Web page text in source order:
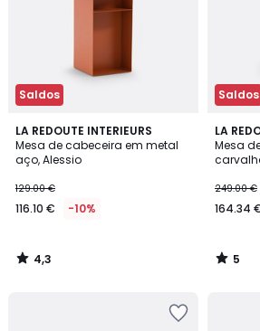
Saldos
LA REDOUTE INTERIEURS
Mesa de cabeceira em metal
aço, Alessio
129.00 €
116.10 € -10%
4,3
/ 5
4,3
/
Saldos
LA
Mesa
249.00 €
164.34
5
/
5
5
/